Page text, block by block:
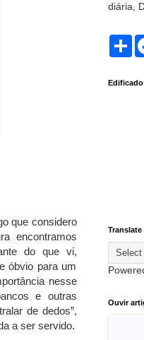
que considero
encontramos
do que vi,
óbvio para um
nesse
e outras
de dedos”,
a ser servido.
diária,
S
e
Translate
Ouvir